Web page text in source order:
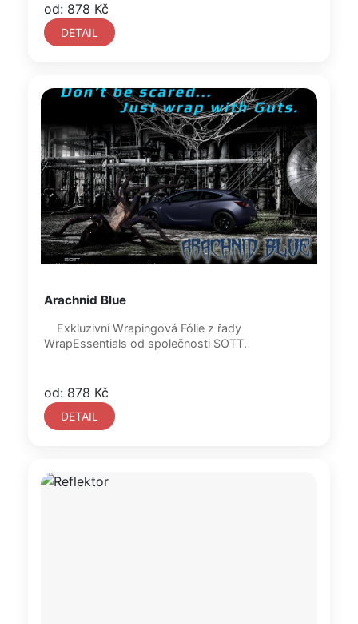
od: 878 Kč
DETAIL
Arachnid Blue
WrapEssentials od společnosti SOTT.
od: 878 Kč
DETAIL